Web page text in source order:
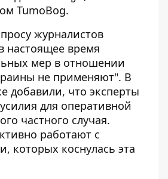
TumoBog.
журналистов
настоящее время
мер в отношении
не применяют". В
добавили, что эксперты
для оперативной
частного случая.
работают с
которых коснулась эта